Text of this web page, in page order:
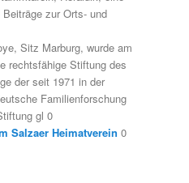
zur Orts- und
Sitz Marburg, wurde am
rechtsfähige Stiftung des
der seit 1971 in der
Familienforschung
gl 0
Salzaer Heimatverein 0